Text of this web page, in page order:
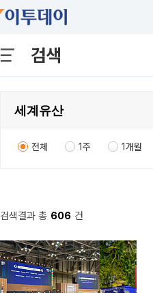
검색
전체 1주 1개월
검색결과 총 606 건